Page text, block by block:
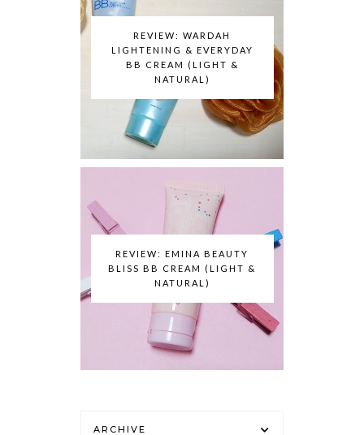
REVIEW: WARDAH
LIGHTENING & EVERYDAY
BB CREAM (LIGHT &
NATURAL)
REVIEW: EMINA BEAUTY
BLISS BB CREAM (LIGHT &
NATURAL)
ARCHIVE